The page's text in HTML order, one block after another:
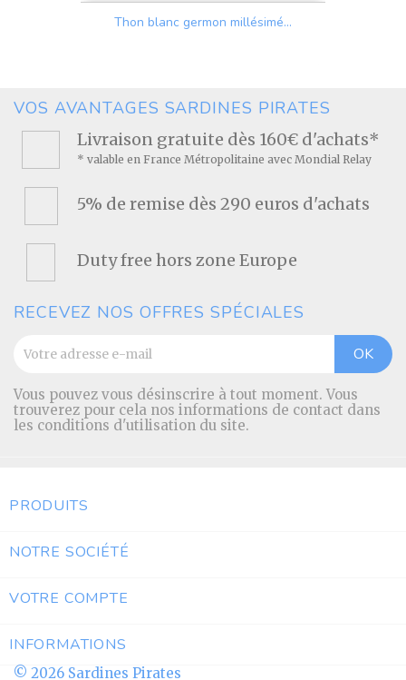
Thon blanc germon millésimé...
VOS AVANTAGES SARDINES PIRATES
Livraison gratuite dès 160€ d'achats*
* valable en France Métropolitaine avec Mondial Relay
5% de remise dès 290 euros d'achats
Duty free hors zone Europe
RECEVEZ NOS OFFRES SPÉCIALES
Vous pouvez vous désinscrire à tout moment. Vous
trouverez pour cela nos informations de contact dans
les conditions d'utilisation du site.
PRODUITS
NOTRE SOCIÉTÉ
VOTRE COMPTE
INFORMATIONS
© 2026 Sardines Pirates